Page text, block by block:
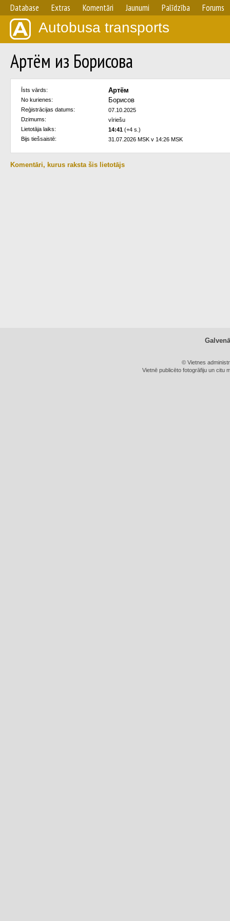
Database Extras Komentāri Jaunumi Palīdzība Forums
Autobusa transports
Артём из Борисова
Īsts vārds: Артём
No kurienes: Борисов
Reģistrācijas datums:
07.10.2025
Dzimums:
vīriešu
Lietotāja laiks:
14:41 (+4 s.)
Bijs tiešsaistē:
31.07.2026 MSK v 14:26 MSK
Komentāri, kurus raksta šis lietotājs
© Vietnes
Vietnē publicēto fotogrāfiju un citu